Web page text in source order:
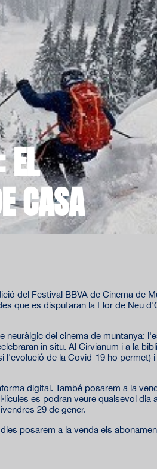
EL
CASA
del Festival BBVA de Cinema de
que es disputaran la Flor de Neu
del cinema de muntanya:
in situ. Al Cirvianum i a la
l'evolució de la Covid-19 ho permet)
digital. També posarem a la
es podran veure qualsevol dia
29 de gener.
posarem a la venda els